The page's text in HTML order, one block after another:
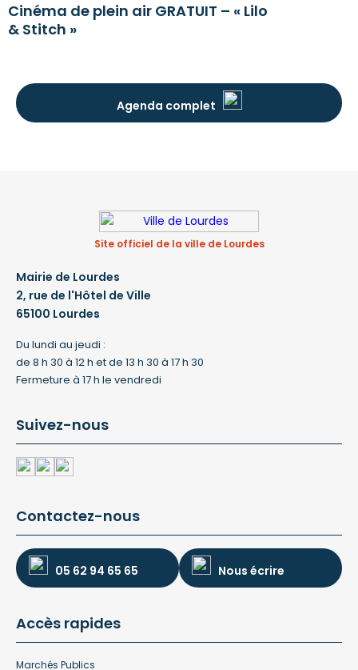
Cinéma de plein air GRATUIT – « Lilo
& Stitch »
Agenda complet
Site officiel de la ville de Lourdes
Mairie de Lourdes
2, rue de l'Hôtel de Ville
65100 Lourdes
Du lundi au jeudi :
de 8 h 30 à 12 h et de 13 h 30 à 17 h 30
Fermeture à 17 h le vendredi
Suivez-nous
Contactez-nous
05 62 94 65 65 Nous écrire
Accès rapides
Marchés Publics